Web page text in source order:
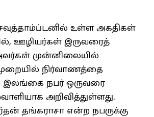
உள்ள அகதிகள்
ஊழியர்கள் இருவரைத்
முன்னிலையில்
நிர்வாணத்தை
இலங்கை நபர் ஒருவரை
அறிவித்துள்ளது.
தங்கராசா என்ற நபருக்கு